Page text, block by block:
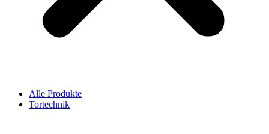
Alle Produkte
Tortechnik